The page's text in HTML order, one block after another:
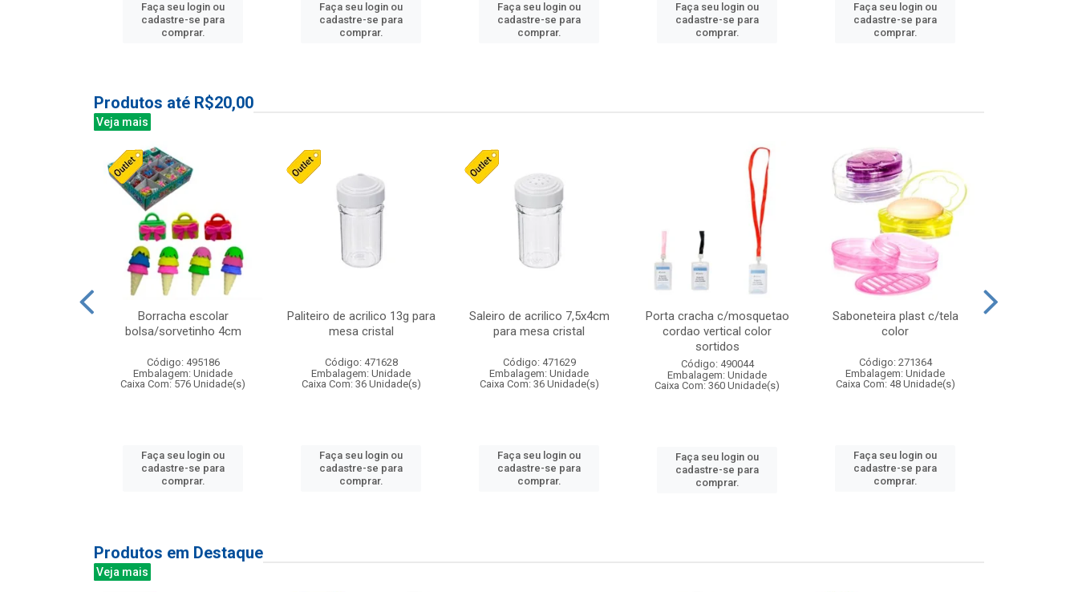
Faça seu login ou
cadastre-se para
comprar.
Faça seu login ou
cadastre-se para
comprar.
Faça seu login ou
cadastre-se para
comprar.
Faça seu login ou
cadastre-se para
comprar.
Faça seu login ou
cadastre-se para
comprar.
Produtos até R$20,00
Veja mais
Borracha escolar
bolsa/sorvetinho 4cm
Código: 495186
Embalagem: Unidade
Caixa Com: 576 Unidade(s)
Faça seu login ou
cadastre-se para
comprar.
Paliteiro de acrilico 13g para
mesa cristal
Código: 471628
Embalagem: Unidade
Caixa Com: 36 Unidade(s)
Faça seu login ou
cadastre-se para
comprar.
Saleiro de acrilico 7,5x4cm
para mesa cristal
Código: 471629
Embalagem: Unidade
Caixa Com: 36 Unidade(s)
Faça seu login ou
cadastre-se para
comprar.
Porta cracha c/mosquetao
cordao vertical color
sortidos
Código: 490044
Embalagem: Unidade
Caixa Com: 360 Unidade(s)
Faça seu login ou
cadastre-se para
comprar.
Saboneteira plast c/tela
color
Código: 271364
Embalagem: Unidade
Caixa Com: 48 Unidade(s)
Faça seu login ou
cadastre-se para
comprar.
Produtos em Destaque
Veja mais